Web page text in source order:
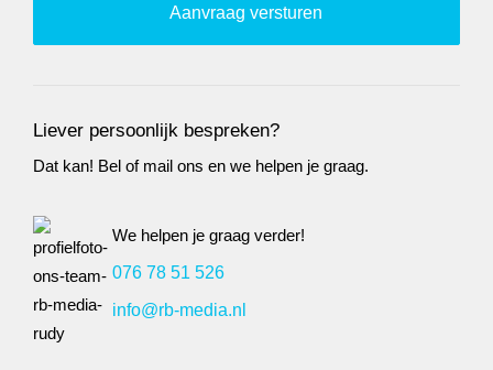
Liever persoonlijk bespreken?
Dat kan! Bel of mail ons en we helpen je graag.
We helpen je graag verder!
076 78 51 526
info@rb-media.nl